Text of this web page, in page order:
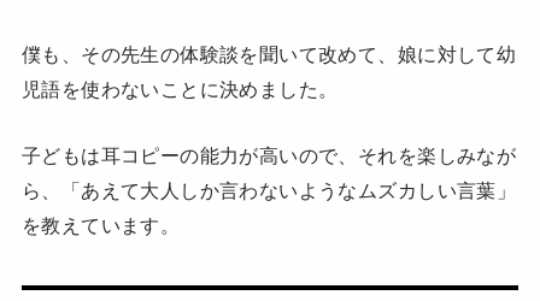
僕も、その先生の体験談を聞いて改めて、娘に対して幼
児語を使わないことに決めました。
子どもは耳コピーの能力が高いので、それを楽しみなが
ら、「あえて大人しか言わないようなムズカしい言葉」
を教えています。